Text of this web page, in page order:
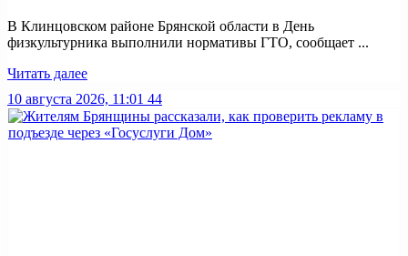
В Клинцовском районе Брянской области в День
физкультурника выполнили нормативы ГТО, сообщает ...
Читать далее
10 августа 2026, 11:01 44